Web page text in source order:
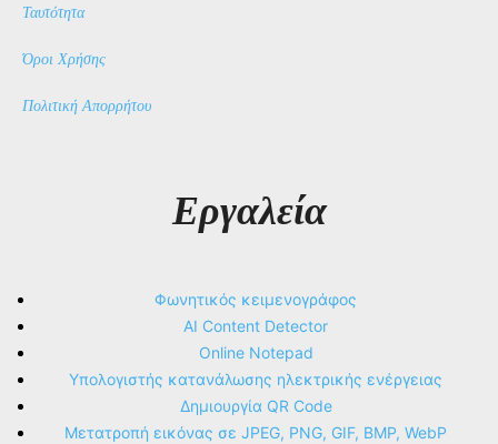
Ταυτότητα
Όροι Χρήσης
Πολιτική Απορρήτου
Εργαλεία
Φωνητικός κειμενογράφος
AI Content Detector
Online Notepad
Υπολογιστής κατανάλωσης ηλεκτρικής ενέργειας
Δημιουργία QR Code
Μετατροπή εικόνας σε JPEG, PNG, GIF, BMP, WebP